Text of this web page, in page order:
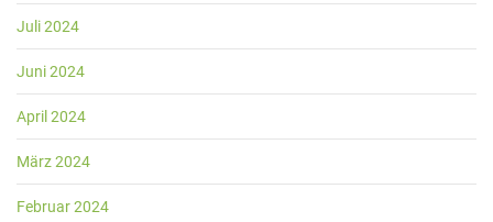
Juli 2024
Juni 2024
April 2024
März 2024
Februar 2024